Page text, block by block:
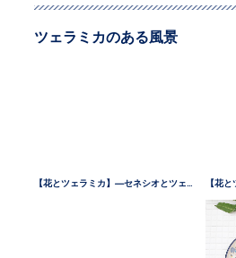
ツェラミカのある風景